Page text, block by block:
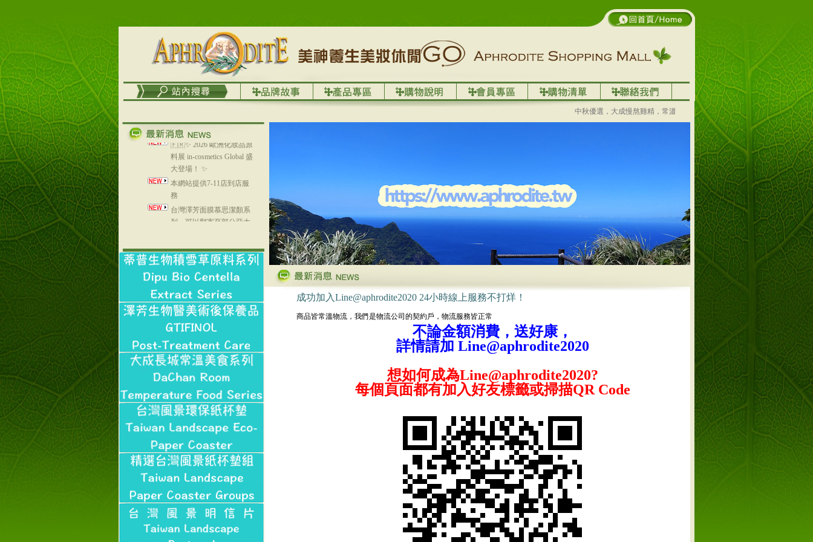
中秋優選，大成慢熬雞精，常溫送禮好方便～
🇫🇷✨ 2026 歐洲化妝品原
料展 in-cosmetics Global 盛
大登場！ ✨
本網站提供7-11店到店服
務
台灣澤芳面膜慕思潔顏系
列，可以郵寄至部分亞太
理員、不方便在工作地點
取件者，歡迎多多使用
【郵局i郵箱】的服務喔～
【i郵箱】設立的地點，請
進入內頁連結～
成功加入
Line@aphrodite2020 24小
時線上服務不打烊！
本站支援台灣Pay
本站聲明：本站目前已無
和葛堡國際有限公司任何
合作關係
本站支援支付宝
2017年1月1日起，中国大
陆运费不限重量，调降为
NT$320(RMB￥71.00)
成功加入Line@aphrodite2020 24小時線上服務不打烊！
商品皆常溫物流，我們是物流公司的契約戶，物流服務皆正常
不論金額消費，送好康，
詳情請加 Line@aphrodite2020
想如何成為Line@aphrodite2020?
每個頁面都有加入好友標籤或掃描QR Code